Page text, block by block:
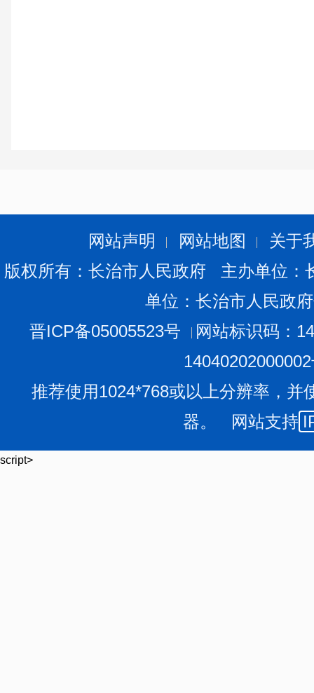
网站声明 网站地图
关于
版权所有：长治市人民政府 主办单位
单位：长治市人民政
晋ICP备05005523号
网站标识码：
推荐使用1024*768或以上分辨率，并
器。 网站支持
script>